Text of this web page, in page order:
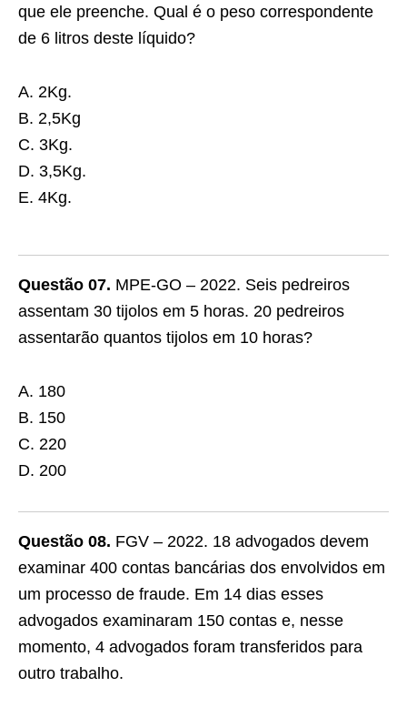
que ele preenche. Qual é o peso correspondente
de 6 litros deste líquido?
A. 2Kg.
B. 2,5Kg
C. 3Kg.
D. 3,5Kg.
E. 4Kg.
Questão 07. MPE-GO – 2022. Seis pedreiros
assentam 30 tijolos em 5 horas. 20 pedreiros
assentarão quantos tijolos em 10 horas?
A. 180
B. 150
C. 220
D. 200
Questão 08. FGV – 2022. 18 advogados devem
examinar 400 contas bancárias dos envolvidos em
um processo de fraude. Em 14 dias esses
advogados examinaram 150 contas e, nesse
momento, 4 advogados foram transferidos para
outro trabalho.